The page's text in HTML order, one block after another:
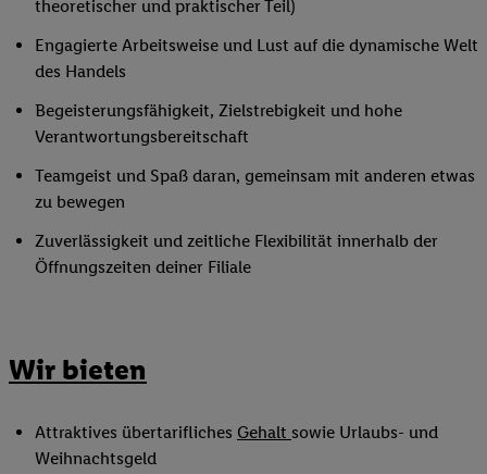
theoretischer und praktischer Teil)
Engagierte Arbeitsweise und Lust auf die dynamische Welt
des Handels
Begeisterungsfähigkeit, Zielstrebigkeit und hohe
Verantwortungsbereitschaft
Teamgeist und Spaß daran, gemeinsam mit anderen etwas
zu bewegen
Zuverlässigkeit und zeitliche Flexibilität innerhalb der
Öffnungszeiten deiner Filiale
Wir bieten
Attraktives übertarifliches Gehalt sowie Urlaubs- und
Weihnachtsgeld